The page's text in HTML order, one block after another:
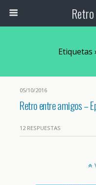
Etiquetas
05/10/2016
Retro entre amigos –
12 RESPUESTAS